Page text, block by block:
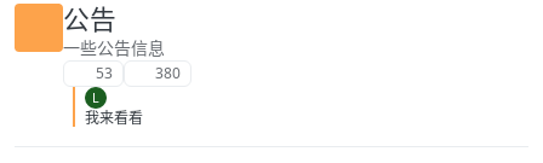
公告
一些公告信息
53 380
L
我来看看